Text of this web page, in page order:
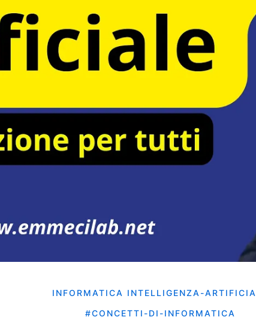
INFORMATICA INTELLIGENZA-
#CONCETTI-DI-INFORMATICA